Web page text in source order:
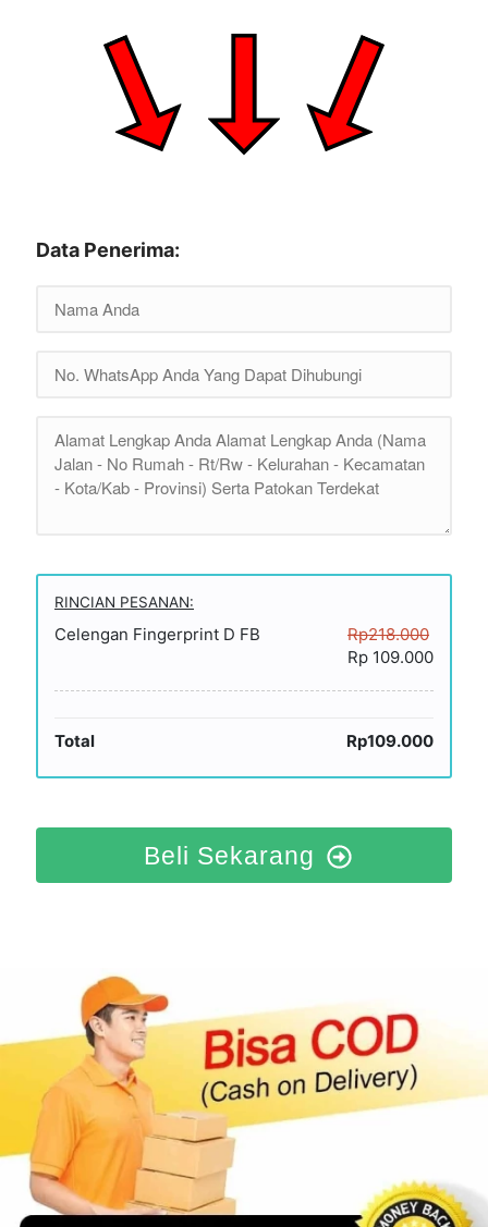
Data Penerima:
RINCIAN PESANAN:
Celengan Fingerprint D FB
Rp218.000
Rp 109.000
Total Rp109.000
Beli Sekarang